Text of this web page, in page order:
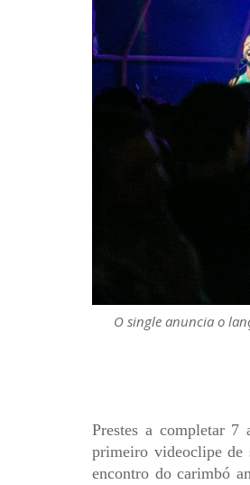
O single anuncia o
Prestes a completar
primeiro videoclipe de
encontro do carimbó